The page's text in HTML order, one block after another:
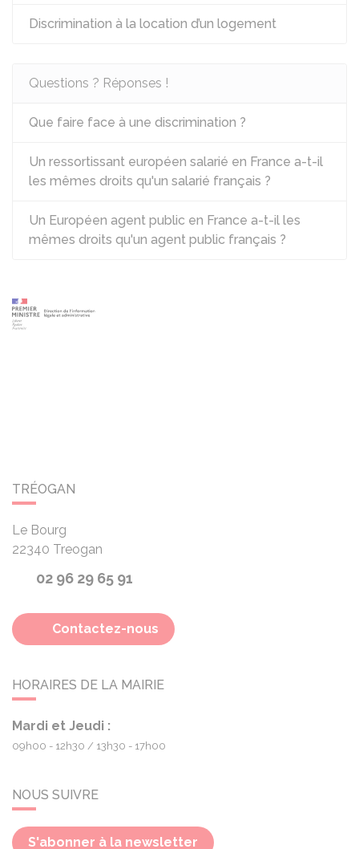
Discrimination à la location d’un logement
Questions ? Réponses !
Que faire face à une discrimination ?
Un ressortissant européen salarié en France a-t-il
les mêmes droits qu'un salarié français ?
Un Européen agent public en France a-t-il les
mêmes droits qu'un agent public français ?
TRÉOGAN
Le Bourg
22340 Treogan
02 96 29 65 91
Contactez-nous
HORAIRES DE LA MAIRIE
Mardi et Jeudi :
09h00 - 12h30 13h30 - 17h00
NOUS SUIVRE
S'abonner à la newsletter